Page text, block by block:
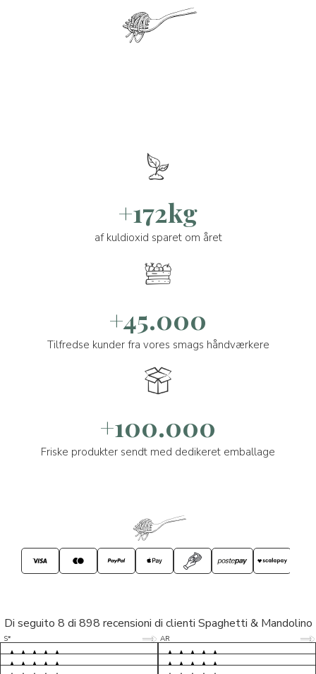
+172kg
af kuldioxid sparet om året
+45.000
Tilfredse kunder fra vores smags håndværkere
+100.000
Friske produkter sendt med dedikeret emballage
Di seguito 8 di 898 recensioni di clienti Spaghetti & Mandolino
S* 5/5
LP 5/5
M* 5/5
AR 5/5
D* 5/5
S* 5/5